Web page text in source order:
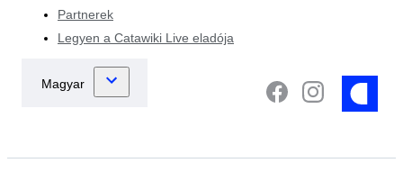
Partnerek
Legyen a Catawiki Live eladója